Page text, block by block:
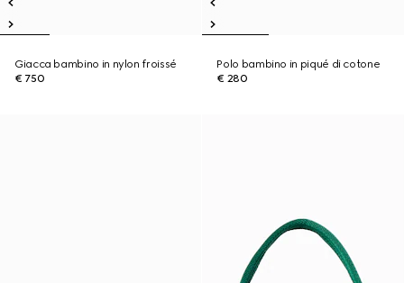
Giacca bambino in nylon froissé
€ 750
Polo bambino in piqué di cotone
€ 280